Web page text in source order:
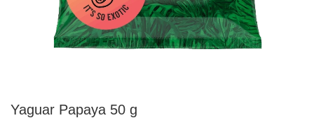
Yaguar Papaya 50 g